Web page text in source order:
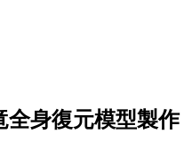
全身復元模型製作